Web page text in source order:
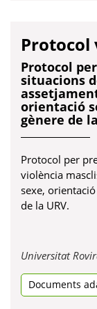
Protocol
Protocol
situacions
orientació
gènere de
Protocol per
violència
sexe,
de la URV.
Universitat
Documents